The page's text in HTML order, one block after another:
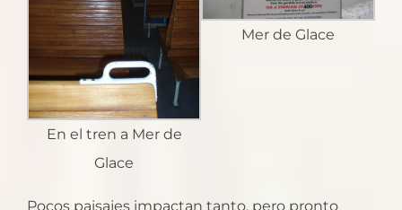
En el tren a Mer de
Glace
Mer de Glace
Pocos paisajes impactan tanto, pero pronto